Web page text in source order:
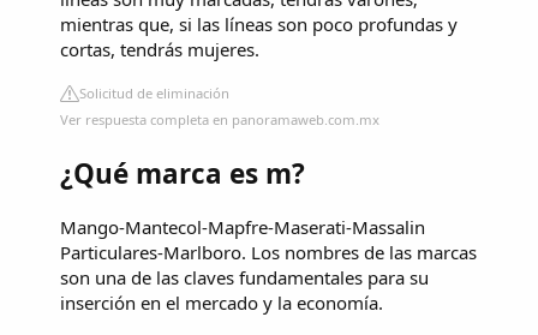
mientras que, si las líneas son poco profundas y
cortas, tendrás mujeres.
Solicitud de eliminación
Ver respuesta completa en panoramaweb.com.mx
¿Qué marca es m?
Mango-Mantecol-Mapfre-Maserati-Massalin
Particulares-Marlboro. Los nombres de las marcas
son una de las claves fundamentales para su
inserción en el mercado y la economía.